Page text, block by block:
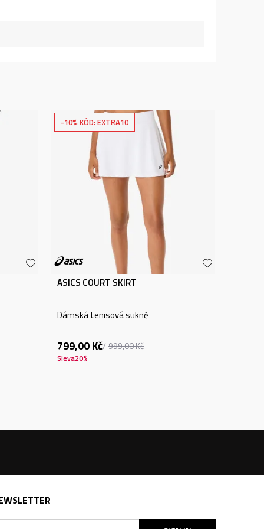
-10% KÓD: EXTRA10
ASICS COURT SKIRT
Dámská tenisová sukně
799,00Kč 999,00Kč
Sleva20%